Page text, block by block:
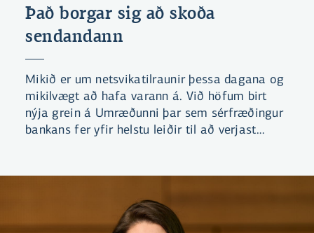
Það borgar sig að skoða
sendandann
Mikið er um netsvikatilraunir þessa dagana og
mikilvægt að hafa varann á. Við höfum birt
nýja grein á Umræðunni þar sem sérfræðingur
bankans fer yfir helstu leiðir til að verjast
klækina sem netglæpamenn nota.